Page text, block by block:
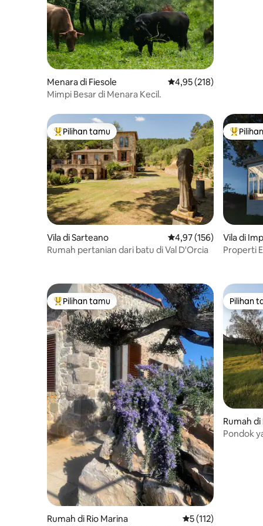
Menara di Fiesole Nilai rata-rata 4,95 dari
4,95 (218)
Mimpi Besar di Menara Kecil.
Pilihan tamu terpopuler
Pilihan tamu
Vila di Sarteano Nilai rata-rata 4,97 dari
4,97 (156)
Rumah pertanian dari batu di Val D'Orcia
Pilihan
Vila di
Properti
Pilihan tamu terpopuler
Pilihan tamu
Rumah di Rio Marina Nilai rata-rata 5 dari
5 (112)
Pilihan
Pilihan
Rumah
Pondok